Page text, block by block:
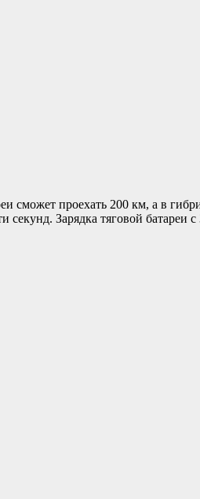
сможет проехать 200 км, а в
Зарядка тяговой батареи с